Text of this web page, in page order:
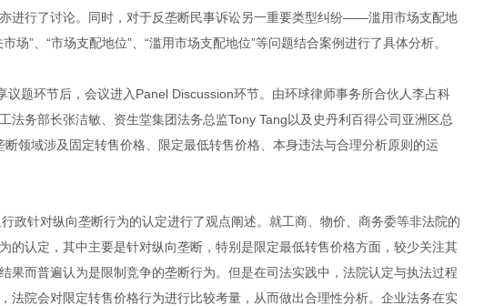
进行了讨论。同时，对于反垄断民事诉讼另一重要类型纠纷——滥用市场支配地
场”、“市场支配地位”、“滥用市场支配地位”等问题结合案例进行了具体分析。
议题环节后，会议进入Panel Discussion环节。由环球律师事务所合伙人李占科
法务部长张洁敏、资生堂集团法务总监Tony Tang以及史丹利百得公司亚洲区总
领域涉及固定转售价格、限定最低转售价格、本身违法与合理分析原则的运
政针对纵向垄断行为的认定进行了观点阐述。就工商、物价、商务委等非法院的
的认定，其中主要是针对纵向垄断，特别是限定最低转售价格方面，较少关注其
果而普遍认为是限制竞争的垄断行为。但是在司法实践中，法院认定与执法过程
法院会对限定转售价格行为进行比较考量，从而做出合理性分析。企业法务在实